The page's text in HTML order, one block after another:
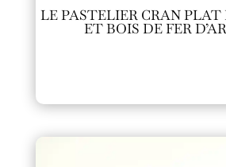
LE PASTELIER CRAN
ET BOIS DE FER